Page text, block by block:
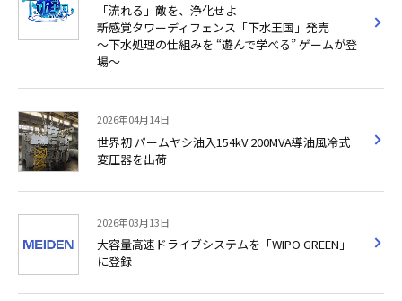
「流れる」敵を、浄化せよ
新感覚タワーディフェンス「下水王国」発売
～下水処理の仕組みを “遊んで学べる” ゲームが登
場～
2026年04月14日
世界初 パームヤシ油入154kV 200MVA導油風冷式
変圧器を出荷
2026年03月13日
大容量高速ドライブシステムを「WIPO GREEN」
に登録